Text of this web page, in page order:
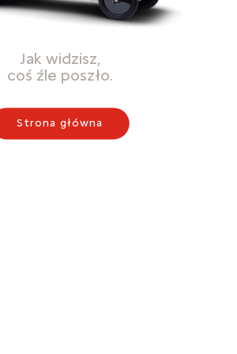
Jak widzisz,
coś źle poszło.
Strona główna